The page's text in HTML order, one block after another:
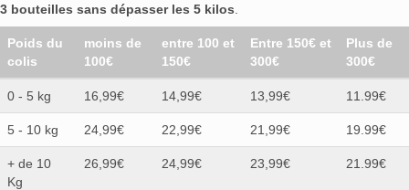
3 bouteilles sans dépasser les 5 kilos
Poids du
colis
moins de
100€
entre 100 et
150€
Entre 150€ et
300€
Plus de
300€
0 - 5 kg 16,99€ 14,99€ 13,99€ 11.99€
5 - 10 kg 24,99€ 22,99€ 21,99€ 19.99€
+ de 10
Kg
26,99€ 24,99€ 23,99€ 21.99€